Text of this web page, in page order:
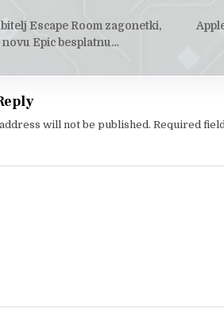
Escape Room zagonetki,
Epic besplatnu…
will not be published. Required